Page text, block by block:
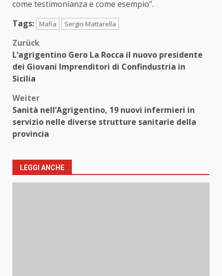
come testimonianza e come esempio”.
Tags:
Mafia Sergio Mattarella
Beitragsnavigation
Zurück
L’agrigentino Gero La Rocca il nuovo presidente
dei Giovani Imprenditori di Confindustria in
Sicilia
Weiter
Sanità nell’Agrigentino, 19 nuovi infermieri in
servizio nelle diverse strutture sanitarie della
provincia
LEGGI ANCHE